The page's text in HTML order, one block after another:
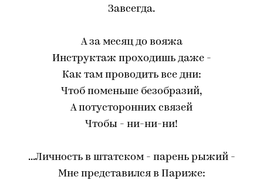
Завсегда.
А за месяц до вояжа
Инструктаж проходишь даже -
Как там проводить все дни:
Чтоб поменьше безобразий,
А потусторонних связей
Чтобы - ни-ни-ни!
...Личность в штатском - парень рыжий -
Мне представился в Париже: